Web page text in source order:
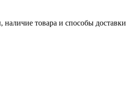
товара и способы доставки